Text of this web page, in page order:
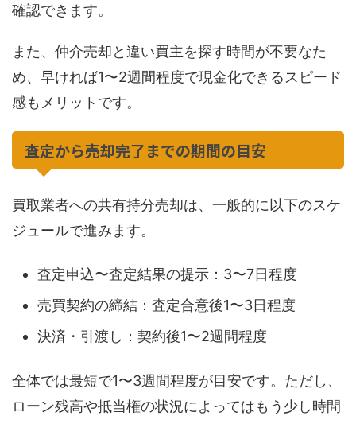
確認できます。
また、仲介売却と違い買主を探す時間が不要なた
め、早ければ1〜2週間程度で現金化できるスピード
感もメリットです。
査定から売却完了までの期間の目安
買取業者への共有持分売却は、一般的に以下のスケ
ジュールで進みます。
査定申込〜査定結果の提示：3〜7日程度
売買契約の締結：査定合意後1〜3日程度
決済・引渡し：契約後1〜2週間程度
全体では最短で1〜3週間程度が目安です。ただし、
ローン残高や抵当権の状況によってはもう少し時間